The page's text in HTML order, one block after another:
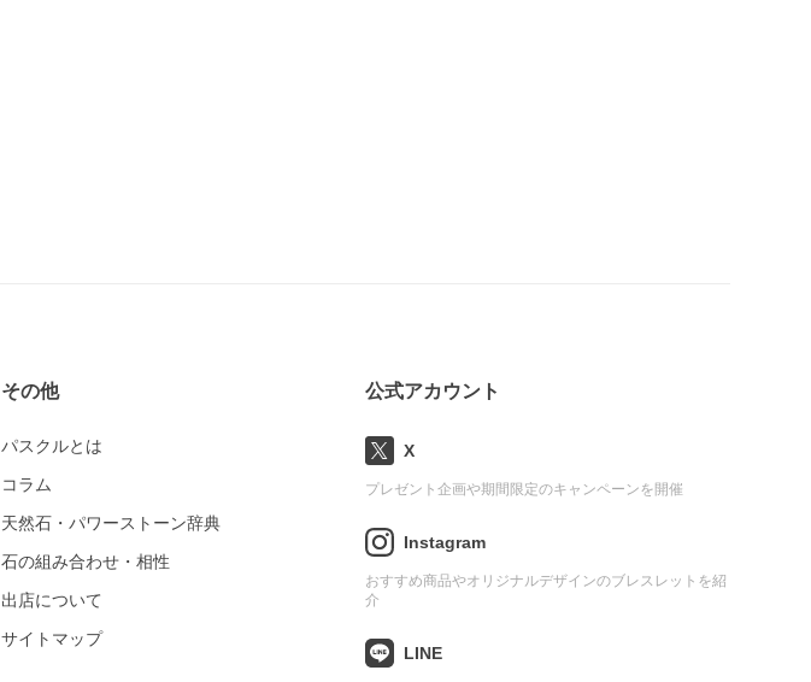
その他
パスクルとは
コラム
天然石・パワーストーン辞典
石の組み合わせ・相性
出店について
サイトマップ
公式アカウント
X
プレゼント企画や期間限定のキャンペーンを開催
Instagram
おすすめ商品やオリジナルデザインのブレスレットを紹
介
LINE